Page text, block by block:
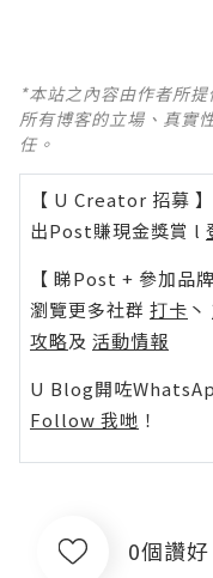
*本站之內容由作者所
所有博客的立場、真實
任。
【 U Creator 招募 】
出Post賺現金獎賞 l
【 睇Post + 參加品牌
瀏覽更多社群 打卡 丶
攻略及 活動情報
U Blog開咗
Follow 我哋 ！
0個讚好